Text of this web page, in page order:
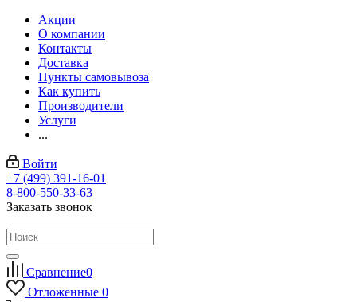
Акции
О компании
Контакты
Доставка
Пункты самовывоза
Как купить
Производители
Услуги
...
Войти
+7 (499) 391-16-01
8-800-550-33-63
Заказать звонок
Сравнение0
Отложенные 0